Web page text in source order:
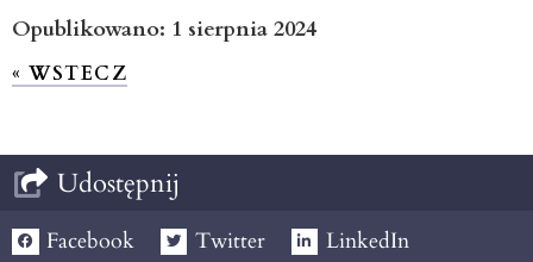
Opublikowano: 1 sierpnia 2024
« WSTECZ
Udostępnij
Facebook Twitter
LinkedIn